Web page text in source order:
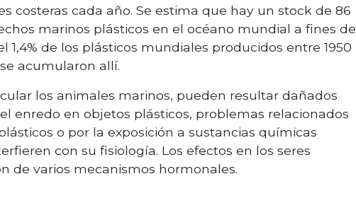
costeras cada año. Se estima que hay un stock de 86
marinos plásticos en el océano mundial a fines de
1,4% de los plásticos mundiales producidos entre 1950
acumularon allí.
los animales marinos, pueden resultar dañados
enredo en objetos plásticos, problemas relacionados
o por la exposición a sustancias químicas
con su fisiología. Los efectos en los seres
de varios mecanismos hormonales.